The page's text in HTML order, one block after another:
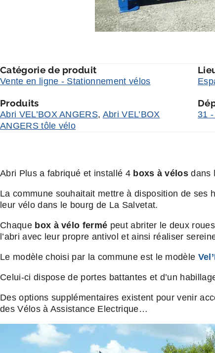
Catégorie de produit
Vente en ligne - Stationnement vélos
Produits
Abri VEL’BOX ANGERS, Abri VEL’BOX
ANGERS tôle vélo
31
Abri Plus a fabriqué et installé 4 boxs à vélos dans
La commune souhaitait mettre à disposition de
leur vélo dans le bourg de La Salvetat.
Chaque box à vélo fermé peut abriter le deux
l’abri avec leur propre antivol et ainsi réaliser
Le modèle choisi par la commune est le modèle
Celui-ci dispose de portes battantes et d’un
Des options supplémentaires existent pour venir
des Vélos à Assistance Electrique…